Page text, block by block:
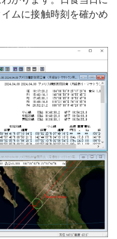
ムに接触時刻を確かめ